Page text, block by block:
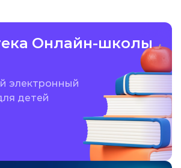
Онлайн-школы
электронный
детей